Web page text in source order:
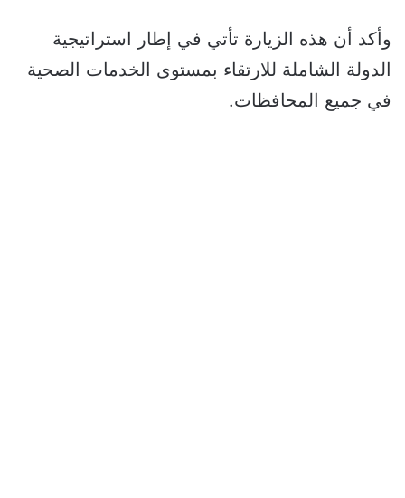
وأكد أن هذه الزيارة تأتي في إطار استراتيجية
الدولة الشاملة للارتقاء بمستوى الخدمات الصحية
في جميع المحافظات.